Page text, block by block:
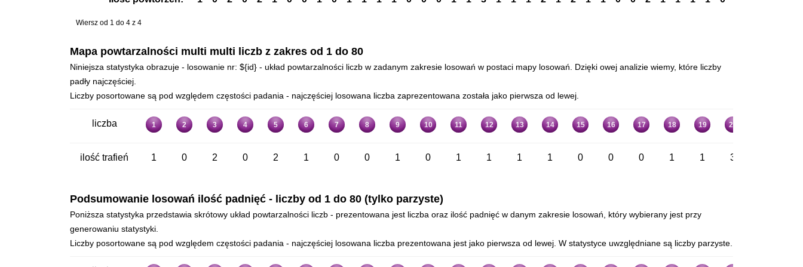
Wiersz od 1 do 4 z 4
Mapa powtarzalności multi multi liczb z zakres od 1 do 80
Niniejsza statystyka obrazuje - losowanie nr: ${id} - układ powtarzalności liczb w zadanym zakresie losowań w postaci mapy losowań. Dzięki owej analizie wiemy, które liczby
padły najczęściej.
Liczby posortowane są pod względem częstości padania - najczęściej losowana liczba zaprezentowana została jako pierwsza od lewej.
liczba 1 2 3 4 5 6 7 8 9 10 11 12 13 14 15 16 17 18 19 20
ilość trafień 1 0 2 0 2 1 0 0 1 0 1 1 1 1 0 0 0 1 1 3
Podsumowanie losowań ilość padnięć - liczby od 1 do 80 (tylko parzyste)
Poniższa statystyka przedstawia skrótowy układ powtarzalności liczb - prezentowana jest liczba oraz ilość padnięć w danym zakresie losowań, który wybierany jest przy
generowaniu statystyki.
Liczby posortowane są pod względem częstości padania - najczęściej losowana liczba prezentowana jest jako pierwsza od lewej. W statystyce uwzględniane są liczby parzyste.